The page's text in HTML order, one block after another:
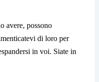
avere, possono
di loro per
in voi. Siate in